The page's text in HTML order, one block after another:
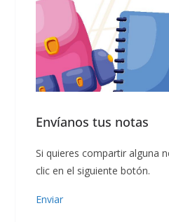
Envíanos tus notas
Si quieres compartir alguna
clic en el siguiente botón.
Enviar